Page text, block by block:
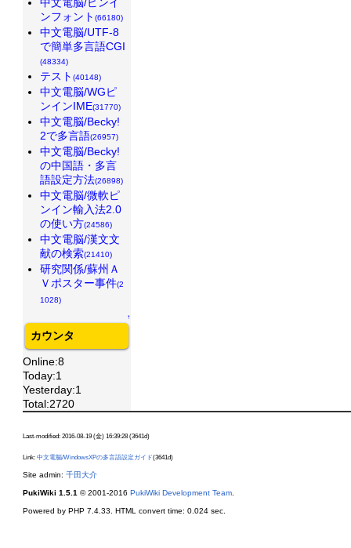
ンフォント (66180)
中文電脳/UTF-8
で簡単多言語CGI
(48334)
テスト (40148)
中文電脳/WGピ
ンインIME(31770)
中文電脳/Becky!
2で多言語(26957)
中文電脳/Becky!
の中国語・多言
語設定方法(26898)
中文電脳/微軟ピ
ンイン輸入法2.0
の使い方(24586)
中文電脳/漢文文
献の検索(21410)
研究関係/蘇州Ａ
Ｖポスター事件(2
1028)
↑
カウンタ
Online:8
Today:1
Yesterday:1
Total:2720
Last-modified: 2016-08-19 (金) 16:39:28 (3641d)
Link: 中文電脳/WindowsXPの多言語設定ガイド(3641d)
Site admin: 千田大介
PukiWiki 1.5.1 © 2001-2016 PukiWiki Development Team.
Powered by PHP 7.4.33. HTML convert time: 0.024 sec.